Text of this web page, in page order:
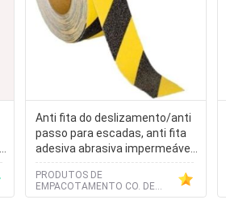
Anti fita do deslizamento/anti
passo para escadas, anti fita
adesiva abrasiva impermeável
do deslizamento de assoalho
escorregadio, segurança do
assoalho escorregadio do
PRODUTOS DE
EMPACOTAMENTO CO. DE
YANTAI BAGEASE, LTD.